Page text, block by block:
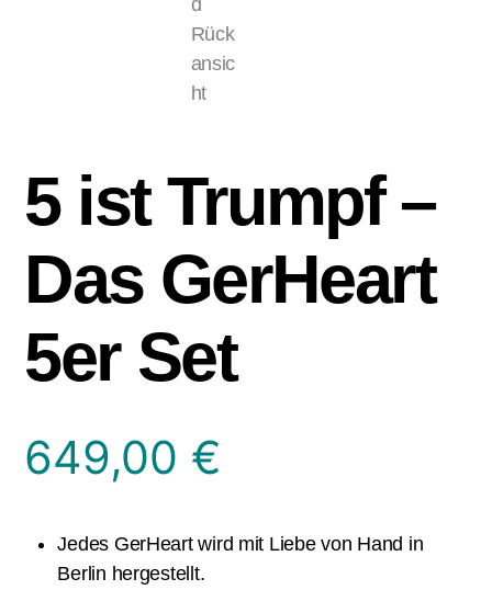
5 ist Trumpf –
Das GerHeart
5er Set
649,00 €
Jedes GerHeart wird mit Liebe von Hand in
Berlin hergestellt.